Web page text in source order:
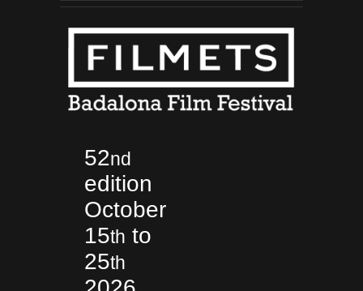
52nd
edition
October
15th to
25th